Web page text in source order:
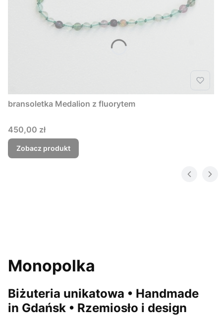
bransoletka Medalion z fluorytem
Cena
450,00 zł
Zobacz produkt
Monopolka
Biżuteria unikatowa • Handmade
in Gdańsk • Rzemiosło i design